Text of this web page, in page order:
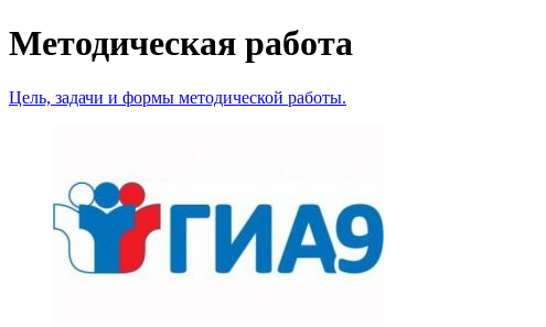
Методическая работа
Цель, задачи и формы методической работы.